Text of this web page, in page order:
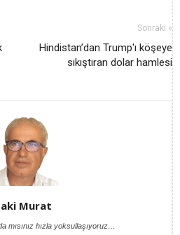
Sonraki »
Hindistan’dan Trump'ı köşeye
sıkıştıran dolar hamlesi
Murat
mısınız hızla yoksullaşıyoruz…